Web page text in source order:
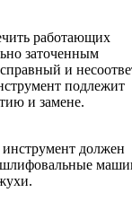
работающих
заточенным
и
подлежит
и замене.
должен